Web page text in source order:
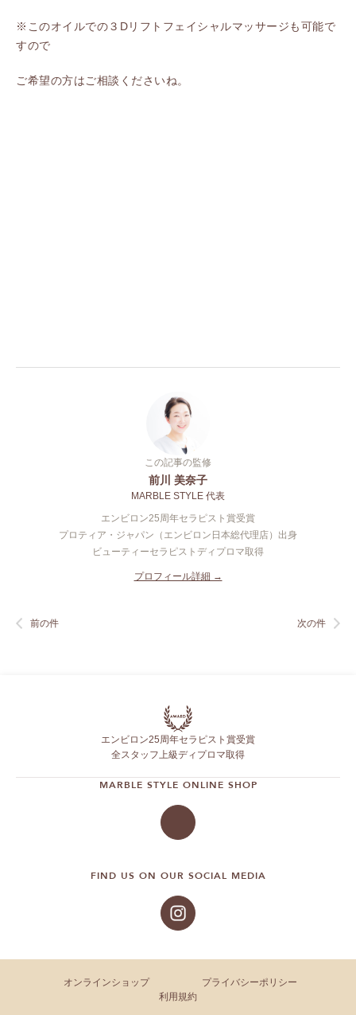
※このオイルでの３Dリフトフェイシャルマッサージも可能で
すので
ご希望の方はご相談くださいね。
この記事の監修
前川 美奈子
MARBLE STYLE 代表
エンビロン25周年セラピスト賞受賞
プロティア・ジャパン（エンビロン日本総代理店）出身
ビューティーセラピストディプロマ取得
プロフィール詳細 →
前の件 次の件
エンビロン25周年セラピスト賞受賞
全スタッフ上級ディプロマ取得
MARBLE STYLE ONLINE SHOP
FIND US ON OUR SOCIAL MEDIA
オンラインショップ
プライバシーポリシー
利用規約